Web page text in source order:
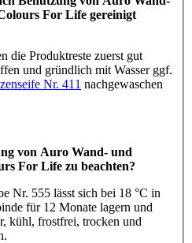
For Life gereinigt
die Produktreste zuerst gut
und gründlich mit Wasser ggf.
Nr. 411 nachgewaschen
von Auro Wand- und
For Life zu beachten?
Nr. 555 lässt sich bei 18 °C in
für 12 Monate lagern und
kühl, frostfrei, trocken und